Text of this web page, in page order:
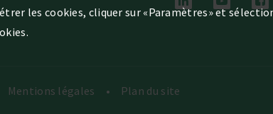
Mentions légales Plan du site
les cookies, cliquer sur «Paramètres» et